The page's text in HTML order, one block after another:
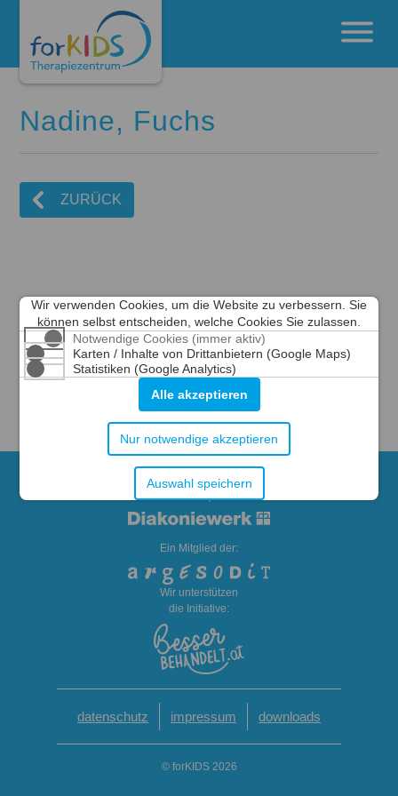
Wir verwenden Cookies, um die Website zu verbessern. Sie
können selbst entscheiden, welche Cookies Sie zulassen.
Notwendige Cookies (immer aktiv)
Karten / Inhalte von Drittanbietern (Google Maps)
Statistiken (Google Analytics)
Alle akzeptieren
Nur notwendige akzeptieren
Auswahl speichern
Nadine, Fuchs
ZURÜCK
Rechtsträger Diakoniewerk
forKIDS Therapie GmbH
Ein Mitglied der:
Wir unterstützen
die Initiative:
datenschutz impressum downloads
© forKIDS 2026